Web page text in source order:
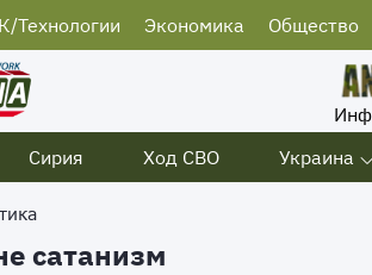
Технологии Экономика Общество
Сирия Ход СВО Украина
сатанизм